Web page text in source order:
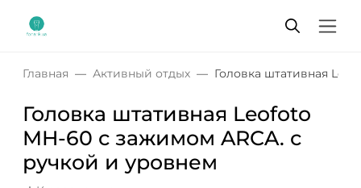
Главная Активный отдых Головка штативная
Головка штативная Leofoto
MH-60 с зажимом ARCA. с
ручкой и уровнем